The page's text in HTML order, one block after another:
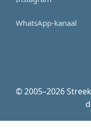
WhatsApp-kanaal
© 2005–2026